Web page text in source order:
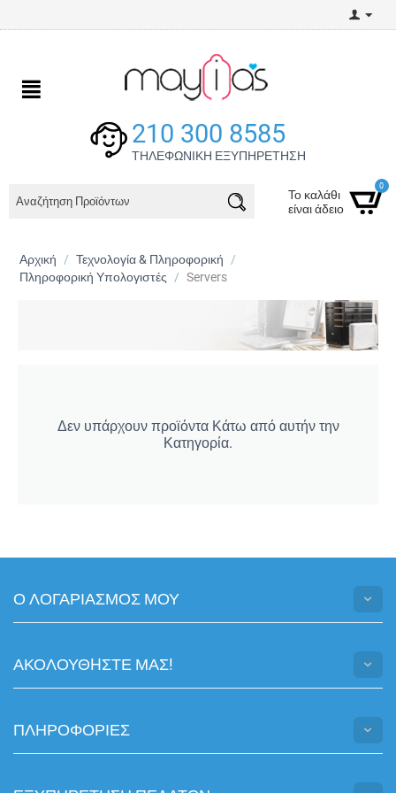
210 300 8585
ΤΗΛΕΦΩΝΙΚΗ ΕΞΥΠΗΡΕΤΗΣΗ
Το καλάθι
είναι άδειο
0
Αρχική / Τεχνολογία & Πληροφορική
/
Πληροφορική Υπολογιστές
/ Servers
Δεν υπάρχουν προϊόντα Κάτω από αυτήν την
Κατηγορία.
Ο ΛΟΓΑΡΙΑΣΜΟΣ ΜΟΥ
ΑΚΟΛΟΥΘHΣΤΕ ΜΑΣ!
ΠΛΗΡΟΦΟΡΙΕΣ